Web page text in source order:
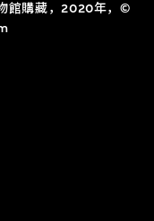
館購藏，2020年，©